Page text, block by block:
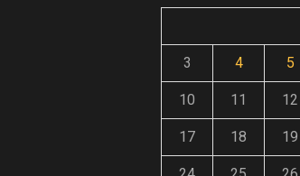
3 4 5
10 11 12
17 18 19